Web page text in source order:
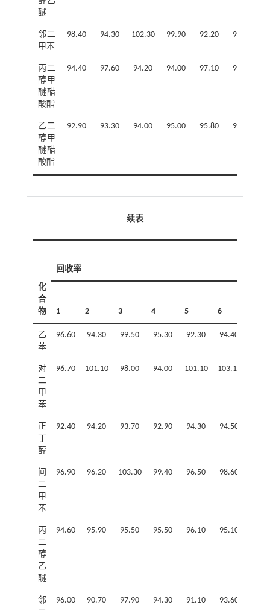
醚
邻二
甲苯
98.40 94.30 102.30 99.90 92.20 95.70
丙二
醇甲
醚醋
酸酯
94.40 97.60 94.20 94.00 97.10 95.20
乙二
醇甲
醚醋
酸酯
92.90 93.30 94.00 95.00 95.80 92.70
续表
化
合
物
回收率
1 2 3 4 5 6
乙
苯
96.60 94.30 99.50 95.30 92.30 94.40
对
二
甲
苯
96.70 101.10 98.00 94.00 101.10 103.10
正
丁
醇
92.40 94.20 93.70 92.90 94.30 94.50
间
二
甲
苯
96.90 96.20 103.30 99.40 96.50 98.60
丙
二
醇
乙
醚
94.60 95.90 95.50 95.50 96.10 95.10
邻
96.00 90.70 97.90 94.30 91.10 93.60